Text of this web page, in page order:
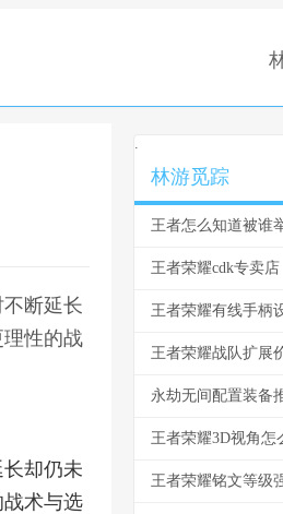
断延长
性的战
却仍未
术与选
.
林游觅踪
王者怎么知道被谁
王者荣耀cdk专卖店
王者荣耀有线手柄
永劫无间配置装备